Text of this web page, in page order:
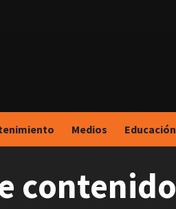
Medios Educación
contenido